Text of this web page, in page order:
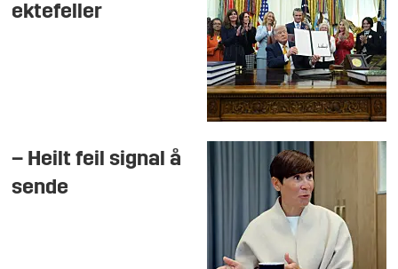
ektefeller
– Heilt feil signal å
sende